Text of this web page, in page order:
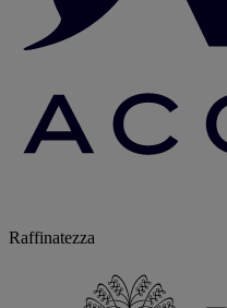
Raffinatezza